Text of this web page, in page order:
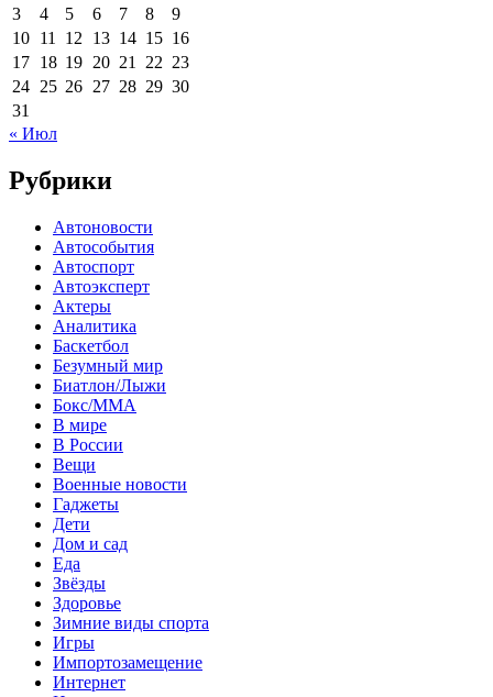
3
4 5 6 7 8
9
10 11 12 13 14 15 16
17 18 19 20 21 22 23
24 25 26 27 28 29 30
31
« Июл
Рубрики
Автоновости
Автособытия
Автоспорт
Автоэксперт
Актеры
Аналитика
Баскетбол
Безумный мир
Биатлон/Лыжи
Бокс/MMA
В мире
В России
Вещи
Военные новости
Гаджеты
Дети
Дом и сад
Еда
Звёзды
Здоровье
Зимние виды спорта
Игры
Импортозамещение
Интернет